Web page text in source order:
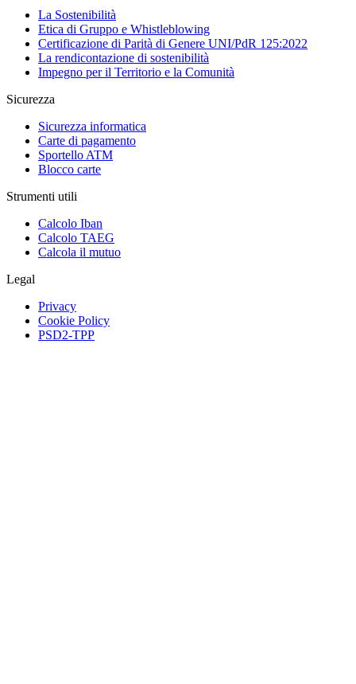
La Sostenibilità
Etica di Gruppo e Whistleblowing
Certificazione di Parità di Genere UNI/PdR 125:2022
La rendicontazione di sostenibilità
Impegno per il Territorio e la Comunità
Sicurezza
Sicurezza informatica
Carte di pagamento
Sportello ATM
Blocco carte
Strumenti utili
Calcolo Iban
Calcolo TAEG
Calcola il mutuo
Legal
Privacy
Cookie Policy
PSD2-TPP